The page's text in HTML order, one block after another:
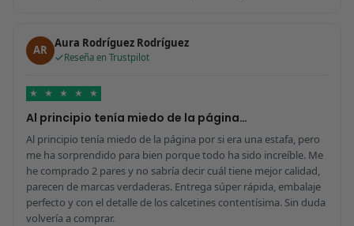
AR Aura Rodríguez Rodríguez
Reseña en Trustpilot
★ ★ ★ ★ ★
Al principio tenía miedo de la página…
Al principio tenía miedo de la página por si era una estafa, pero
me ha sorprendido para bien porque todo ha sido increíble. Me
he comprado 2 pares y no sabría decir cuál tiene mejor calidad,
parecen de marcas verdaderas. Entrega súper rápida, embalaje
perfecto y con el detalle de los calcetines contentísima. Sin duda
volvería a comprar.